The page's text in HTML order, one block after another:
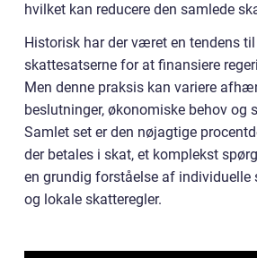
hvilket kan reducere den samlede
Historisk har der været en tendens
skattesatserne for at finansiere
Men denne praksis kan variere
beslutninger, økonomiske behov og
Samlet set er den nøjagtige
der betales i skat, et komplekst
en grundig forståelse af individuelle
og lokale skatteregler.